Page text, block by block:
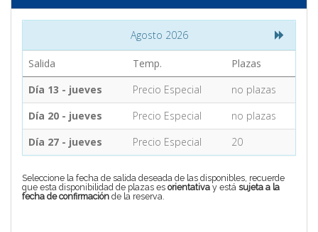
COMPRAR
CONTACTO
MÁS
Agosto 2026
Salida Temp.
Plazas
Día 13 - jueves
Precio Especial
no plazas
Día 20 - jueves
Precio Especial
no plazas
Día 27 - jueves
Precio Especial 20
Seleccione la fecha de salida deseada de las disponibles, recuerde
que esta disponibilidad de plazas es orientativa y está sujeta a la
fecha de confirmación de la reserva.